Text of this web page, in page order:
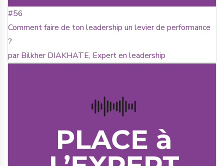
#56
Comment faire de ton leadership un levier de performance
?
par Bilkher DIAKHATE, Expert en leadership